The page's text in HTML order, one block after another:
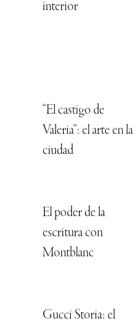
interior
“El castigo de
Valeria”: el arte en la
ciudad
El poder de la
escritura con
Montblanc
Gucci Storia: el